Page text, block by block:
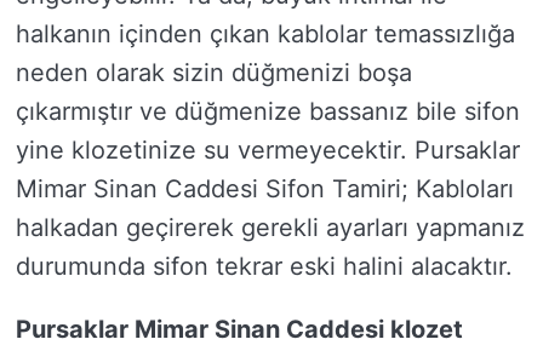
halkanın içinden çıkan kablolar temassızlığa
neden olarak sizin düğmenizi boşa
çıkarmıştır ve düğmenize bassanız bile sifon
yine klozetinize su vermeyecektir. Pursaklar
Mimar Sinan Caddesi Sifon Tamiri; Kabloları
halkadan geçirerek gerekli ayarları yapmanız
durumunda sifon tekrar eski halini alacaktır.
Pursaklar Mimar Sinan Caddesi klozet